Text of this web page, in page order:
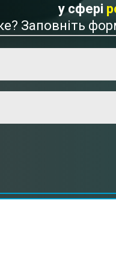
у сфері
Заповніть